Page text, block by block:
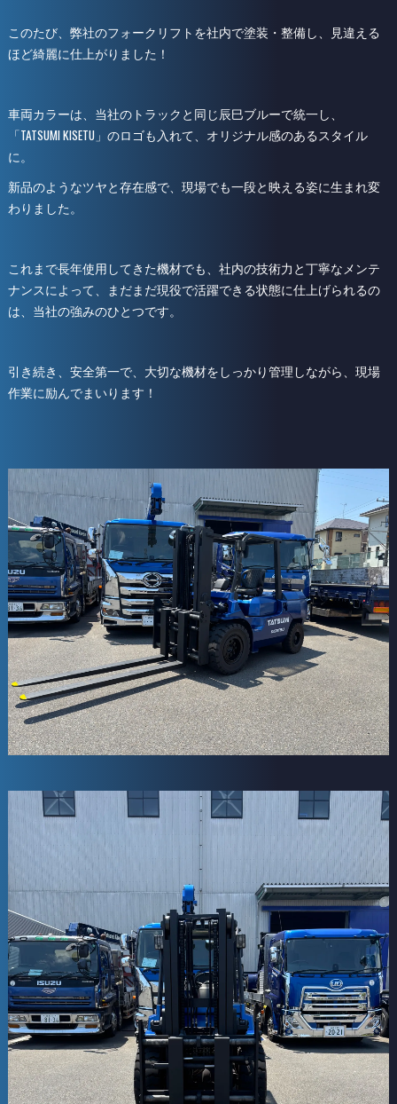
このたび、弊社のフォークリフトを社内で塗装・整備し、見違える
ほど綺麗に仕上がりました！
車両カラーは、当社のトラックと同じ辰巳ブルーで統一し、
「TATSUMI KISETU」のロゴも入れて、オリジナル感のあるスタイル
に。
新品のようなツヤと存在感で、現場でも一段と映える姿に生まれ変
わりました。
これまで長年使用してきた機材でも、社内の技術力と丁寧なメンテ
ナンスによって、まだまだ現役で活躍できる状態に仕上げられるの
は、当社の強みのひとつです。
引き続き、安全第一で、大切な機材をしっかり管理しながら、現場
作業に励んでまいります！